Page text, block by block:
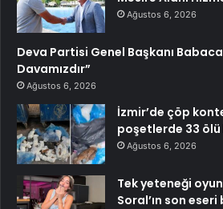
Ağustos 6, 2026
Deva Partisi Genel Başkanı
Davamızdır”
Ağustos 6, 2026
İzmir’de çöp
poşetlerde 33
Ağustos 6, 2026
Tek yeteneği
Soral’ın son